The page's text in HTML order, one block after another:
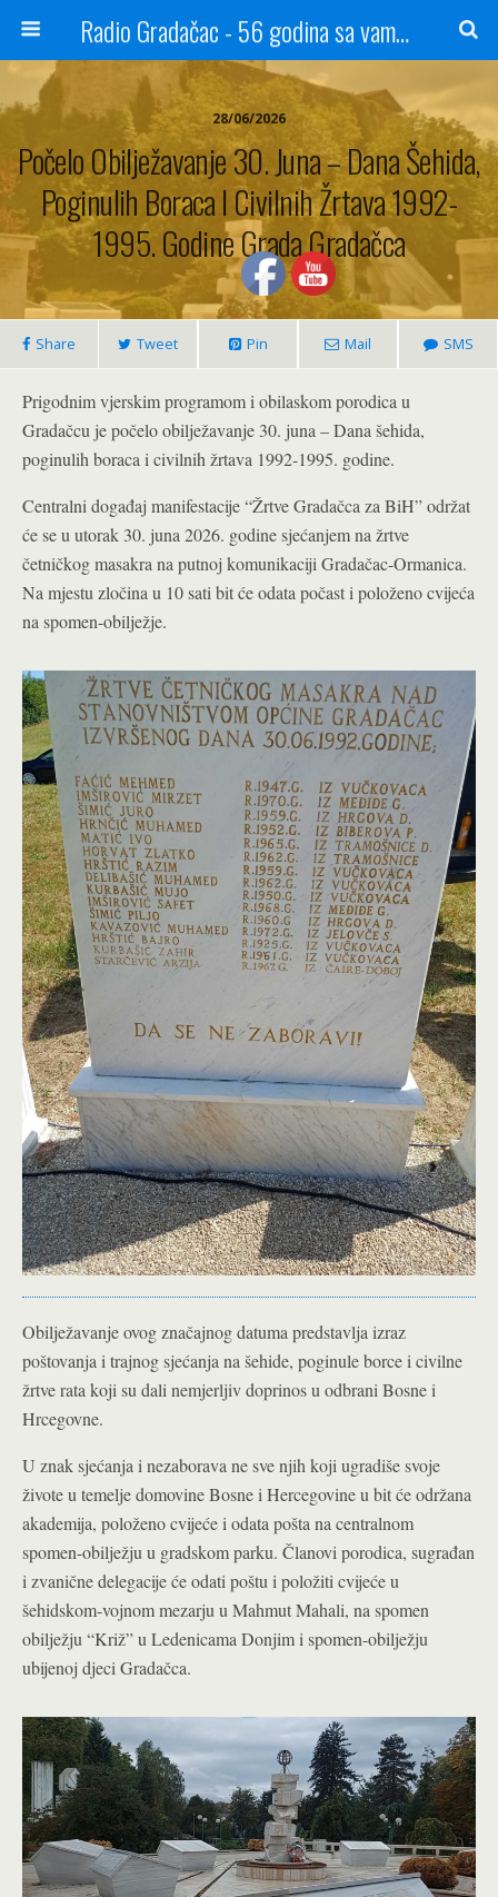
Radio Gradačac - 56 godina sa vama...
28/06/2026
Počelo Obilježavanje 30. Juna – Dana Šehida,
Poginulih Boraca I Civilnih Žrtava 1992-
1995. Godine Grada Gradačca
Share Tweet Pin Mail SMS
Prigodnim vjerskim programom i obilaskom porodica u
Gradačcu je počelo obilježavanje 30. juna – Dana šehida,
poginulih boraca i civilnih žrtava 1992-1995. godine.
Centralni događaj manifestacije “Žrtve Gradačca za BiH” održat
će se u utorak 30. juna 2026. godine sjećanjem na žrtve
četničkog masakra na putnoj komunikaciji Gradačac-Ormanica.
Na mjestu zločina u 10 sati bit će odata počast i položeno cvijeća
na spomen-obilježje.
Obilježavanje ovog značajnog datuma predstavlja izraz
poštovanja i trajnog sjećanja na šehide, poginule borce i civilne
žrtve rata koji su dali nemjerljiv doprinos u odbrani Bosne i
Hrcegovne.
U znak sjećanja i nezaborava ne sve njih koji ugradiše svoje
živote u temelje domovine Bosne i Hercegovine u bit će održana
akademija, položeno cvijeće i odata pošta na centralnom
spomen-obilježju u gradskom parku. Članovi porodica, sugrađan
i zvanične delegacije će odati poštu i položiti cvijeće u
šehidskom-vojnom mezarju u Mahmut Mahali, na spomen
obilježju “Križ” u Ledenicama Donjim i spomen-obilježju
ubijenoj djeci Gradačca.